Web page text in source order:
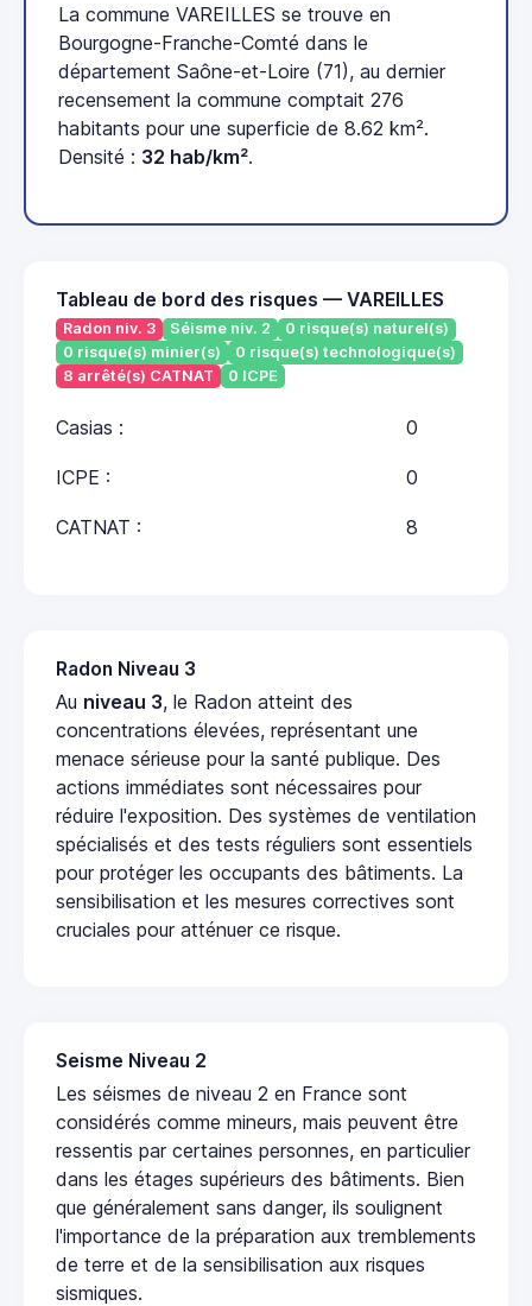
La commune VAREILLES se trouve en
Bourgogne-Franche-Comté dans le
département Saône-et-Loire (71), au dernier
recensement la commune comptait 276
habitants pour une superficie de 8.62 km².
Densité : 32 hab/km².
Tableau de bord des risques — VAREILLES
Radon niv. 3 Séisme niv. 2
0 risque(s) naturel(s)
0 risque(s) minier(s)
0 risque(s) technologique(s)
8 arrêté(s) CATNAT
0 ICPE
Casias : 0
ICPE : 0
CATNAT : 8
Radon Niveau 3
Au niveau 3, le Radon atteint des
concentrations élevées, représentant une
menace sérieuse pour la santé publique. Des
actions immédiates sont nécessaires pour
réduire l'exposition. Des systèmes de ventilation
spécialisés et des tests réguliers sont essentiels
pour protéger les occupants des bâtiments. La
sensibilisation et les mesures correctives sont
cruciales pour atténuer ce risque.
Seisme Niveau 2
Les séismes de niveau 2 en France sont
considérés comme mineurs, mais peuvent être
ressentis par certaines personnes, en particulier
dans les étages supérieurs des bâtiments. Bien
que généralement sans danger, ils soulignent
l'importance de la préparation aux tremblements
de terre et de la sensibilisation aux risques
sismiques.